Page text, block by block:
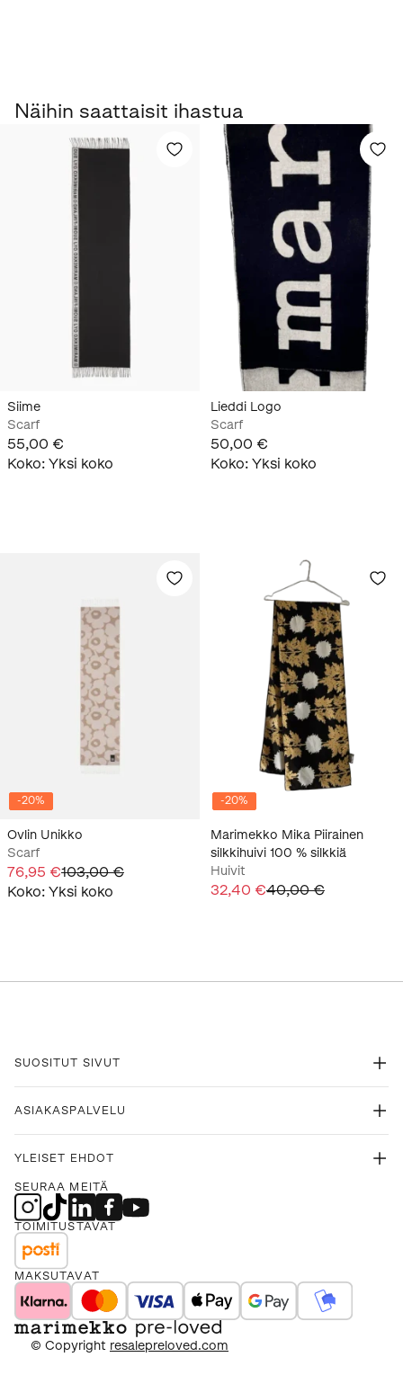
Näihin saattaisit ihastua
Siime
Scarf
55,00 €
Koko: Yksi koko
Lieddi Logo
Scarf
50,00 €
Koko: Yksi koko
-20%
Ovlin Unikko
Scarf
76,95 €103,00 €
Koko: Yksi koko
-20%
Marimekko Mika Piirainen
silkkihuivi 100 % silkkiä
Huivit
32,40 €40,00 €
SUOSITUT SIVUT
ASIAKASPALVELU
YLEISET EHDOT
SEURAA MEITÄ
TOIMITUSTAVAT
MAKSUTAVAT
© Copyright resalepreloved.com